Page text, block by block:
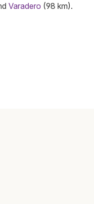
Varadero (98 km).